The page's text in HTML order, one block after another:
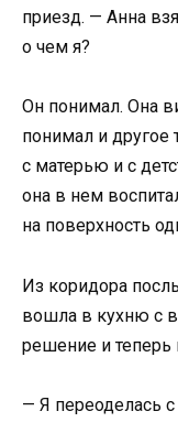
приезд. — Анна
о чем я?
Он понимал. Она
понимал и другое
с матерью и с
она в нем
на поверхность
Из коридора
вошла в кухню с
решение и теперь
— Я переоделась